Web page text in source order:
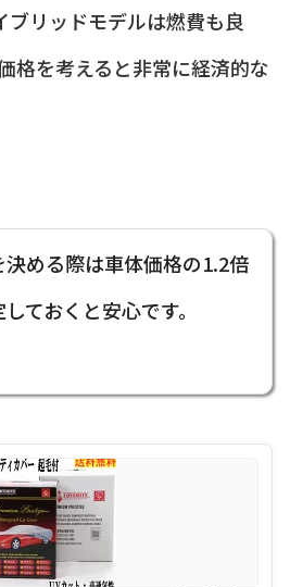
リッドモデルは燃費も良
格を考えると非常に経済的な
決める際は車体価格の1.2倍
ておくと安心です。